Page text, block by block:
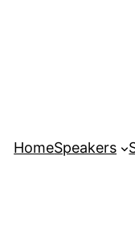
HomeSpeakers